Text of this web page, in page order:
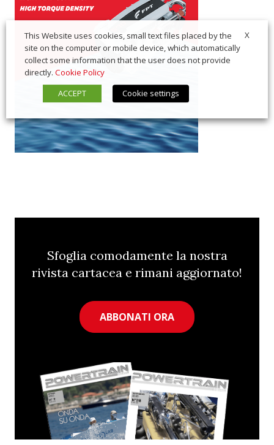
Sfoglia comodamente la nostra
rivista cartacea e rimani aggiornato!
ABBONATI ORA
X
This Website uses cookies, small text files placed by the
site on the computer or mobile device, which automatically
collect some information that the user does not provide
directly. Cookie Policy
ACCEPT
Cookie settings